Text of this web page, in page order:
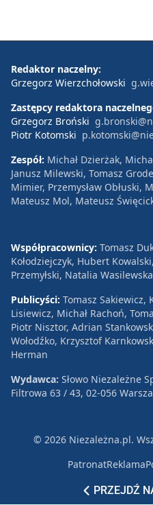
PRZEJDŹ
Redaktor naczelny:
Grzegorz Wierzchołowski
Zastępcy redaktora
Grzegorz Broński
Piotr Kotomski
Zespół: Michał Dzierżak,
Janusz Milewski, Tomasz
Mimier, Przemysław Obłuski,
Mateusz Mol, Mateusz
Współpracownicy: Tomasz
Kołodziejczyk, Hubert
Przemyłski, Natalia
Publicyści: Tomasz Sakiewicz,
Lisiewicz, Michał Rachoń,
Piotr Nisztor, Adrian
Wołodźko, Krzysztof
Herman
Wydawca: Słowo Niezależne
Filtrowa 63 / 43, 02-056
© 2026 Niezależna.pl.
PatronatReklama